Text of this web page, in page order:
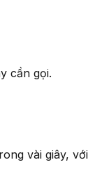
cần gọi.
vài giây, với